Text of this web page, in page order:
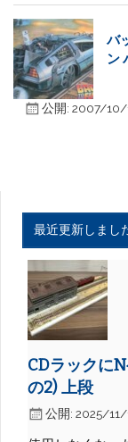
バ
ン
公開: 2007/10/
最近更新しまし
CDラックに
の2) 上段
公開: 2025/11/